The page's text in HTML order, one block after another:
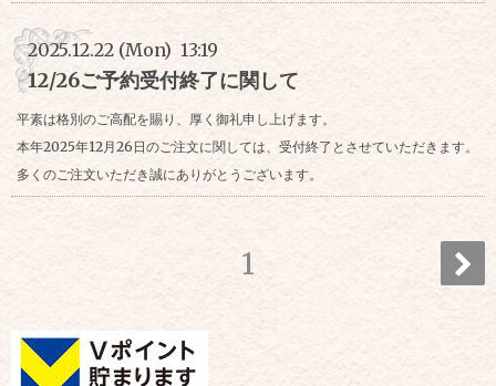
2025.12.22 (Mon) 13:19
12/26ご予約受付終了に関して
平素は格別のご高配を賜り、厚く御礼申し上げます。
本年2025年12月26日のご注文に関しては、受付終了とさせていただきます。
多くのご注文いただき誠にありがとうございます。
1